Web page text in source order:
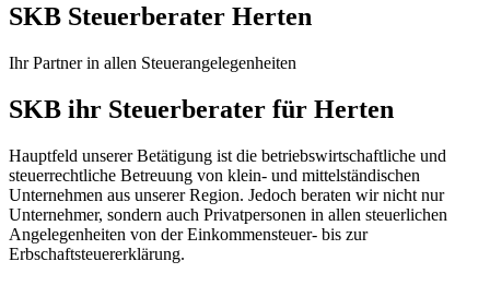
SKB Steuerberater Herten
Ihr Partner in allen Steuerangelegenheiten
SKB ihr Steuerberater für Herten
Hauptfeld unserer Betätigung ist die betriebswirtschaftliche und
steuerrechtliche Betreuung von klein- und mittelständischen
Unternehmen aus unserer Region. Jedoch beraten wir nicht nur
Unternehmer, sondern auch Privatpersonen in allen steuerlichen
Angelegenheiten von der Einkommensteuer- bis zur
Erbschaftsteuererklärung.